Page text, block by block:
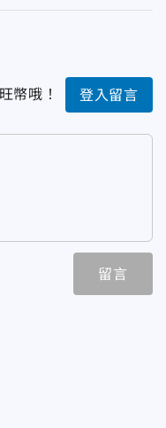
幣哦！ 登入留言
留言